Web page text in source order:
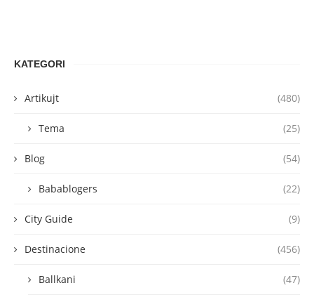
KATEGORI
Artikujt (480)
Tema (25)
Blog (54)
Babablogers (22)
City Guide (9)
Destinacione (456)
Ballkani (47)